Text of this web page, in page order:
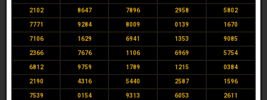
2102 8647 7896 2958 5802
7771 9284 8009 0139 1670
7106 1629 6941 1353 9085
2366 7676 1106 6969 5754
6812 9759 1789 1215 0384
2190 4316 5440 2587 1596
7539 0154 9313 6053 2611